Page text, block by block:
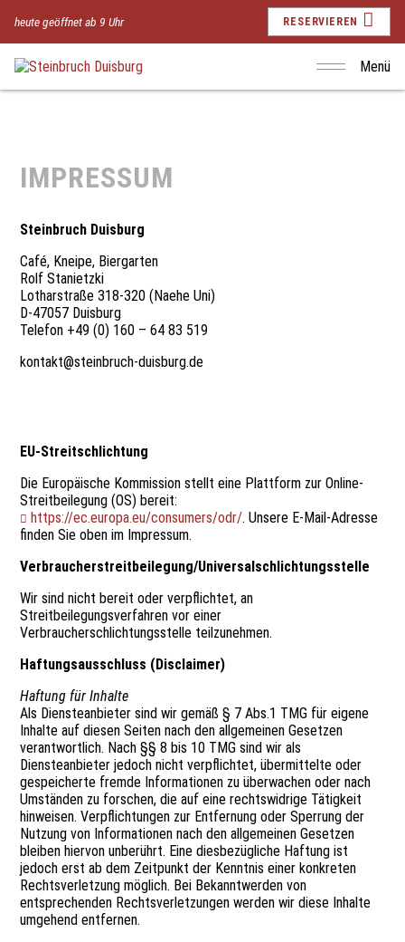
Menü
heute geöffnet ab 9 Uhr RESERVIEREN
IMPRESSUM
Steinbruch Duisburg
Café, Kneipe, Biergarten
Rolf Stanietzki
Lotharstraße 318-320 (Naehe Uni)
D-47057 Duisburg
Telefon +49 (0) 160 – 64 83 519
kontakt@steinbruch-duisburg.de
EU-Streitschlichtung
Die Europäische Kommission stellt eine Plattform zur Online-
Streitbeilegung (OS) bereit:
https://ec.europa.eu/consumers/odr/. Unsere E-Mail-Adresse
finden Sie oben im Impressum.
Verbraucher­streit­beilegung/Universal­schlichtungs­stelle
Wir sind nicht bereit oder verpflichtet, an
Streitbeilegungsverfahren vor einer
Verbraucherschlichtungsstelle teilzunehmen.
Haftungsausschluss (Disclaimer)
Haftung für Inhalte
Als Diensteanbieter sind wir gemäß § 7 Abs.1 TMG für eigene
Inhalte auf diesen Seiten nach den allgemeinen Gesetzen
verantwortlich. Nach §§ 8 bis 10 TMG sind wir als
Diensteanbieter jedoch nicht verpflichtet, übermittelte oder
gespeicherte fremde Informationen zu überwachen oder nach
Umständen zu forschen, die auf eine rechtswidrige Tätigkeit
hinweisen. Verpflichtungen zur Entfernung oder Sperrung der
Nutzung von Informationen nach den allgemeinen Gesetzen
bleiben hiervon unberührt. Eine diesbezügliche Haftung ist
jedoch erst ab dem Zeitpunkt der Kenntnis einer konkreten
Rechtsverletzung möglich. Bei Bekanntwerden von
entsprechenden Rechtsverletzungen werden wir diese Inhalte
umgehend entfernen.